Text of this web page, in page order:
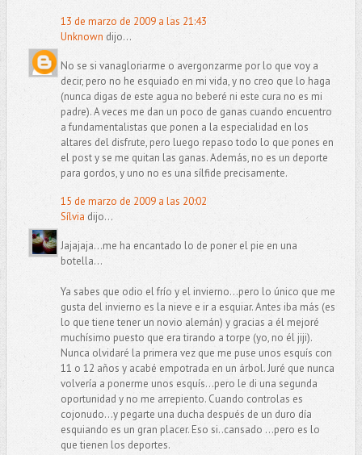
13 de marzo de 2009 a las 21:43
Unknown dijo...
No se si vanagloriarme o avergonzarme por lo que voy a
decir, pero no he esquiado en mi vida, y no creo que lo haga
(nunca digas de este agua no beberé ni este cura no es mi
padre). A veces me dan un poco de ganas cuando encuentro
a fundamentalistas que ponen a la especialidad en los
altares del disfrute, pero luego repaso todo lo que pones en
el post y se me quitan las ganas. Además, no es un deporte
para gordos, y uno no es una sílfide precisamente.
15 de marzo de 2009 a las 20:02
Sílvia dijo...
Jajajaja...me ha encantado lo de poner el pie en una
botella...
Ya sabes que odio el frío y el invierno...pero lo único que me
gusta del invierno es la nieve e ir a esquiar. Antes iba más (es
lo que tiene tener un novio alemán) y gracias a él mejoré
muchísimo puesto que era tirando a torpe (yo, no él jiji).
Nunca olvidaré la primera vez que me puse unos esquís con
11 o 12 años y acabé empotrada en un árbol. Juré que nunca
volvería a ponerme unos esquís...pero le di una segunda
oportunidad y no me arrepiento. Cuando controlas es
cojonudo...y pegarte una ducha después de un duro día
esquiando es un gran placer. Eso si..cansado ...pero es lo
que tienen los deportes.